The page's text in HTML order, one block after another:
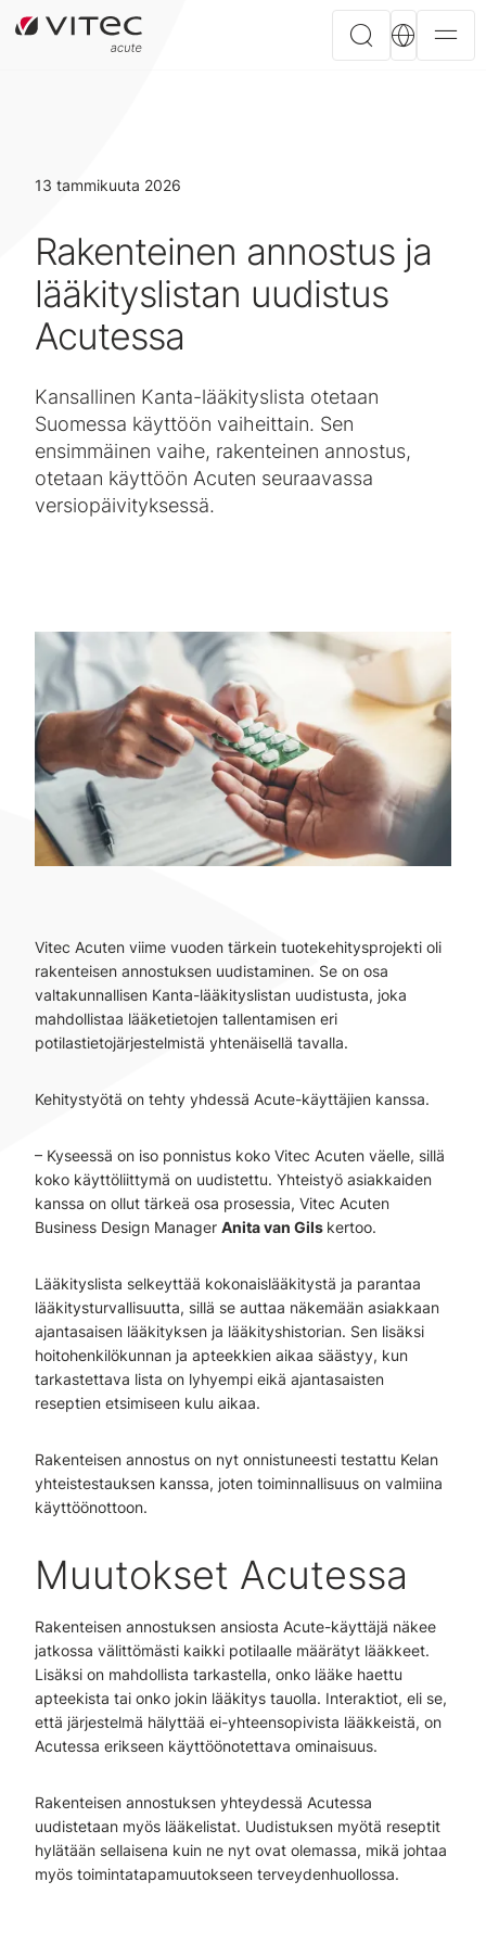
13 tammikuuta 2026
Rakenteinen annostus ja
lääkityslistan uudistus
Acutessa
Kansallinen Kanta-lääkityslista otetaan
Suomessa käyttöön vaiheittain. Sen
ensimmäinen vaihe, rakenteinen annostus,
otetaan käyttöön Acuten seuraavassa
versiopäivityksessä.
Vitec Acuten viime vuoden tärkein tuotekehitysprojekti oli
rakenteisen annostuksen uudistaminen. Se on osa
valtakunnallisen Kanta-lääkityslistan uudistusta, joka
mahdollistaa lääketietojen tallentamisen eri
potilastietojärjestelmistä yhtenäisellä tavalla.
Kehitystyötä on tehty yhdessä Acute-käyttäjien kanssa.
– Kyseessä on iso ponnistus koko Vitec Acuten väelle, sillä
koko käyttöliittymä on uudistettu. Yhteistyö asiakkaiden
kanssa on ollut tärkeä osa prosessia, Vitec Acuten
Business Design Manager Anita van Gils kertoo.
Lääkityslista selkeyttää kokonaislääkitystä ja parantaa
lääkitysturvallisuutta, sillä se auttaa näkemään asiakkaan
ajantasaisen lääkityksen ja lääkityshistorian. Sen lisäksi
hoitohenkilökunnan ja apteekkien aikaa säästyy, kun
tarkastettava lista on lyhyempi eikä ajantasaisten
reseptien etsimiseen kulu aikaa.
Rakenteisen annostus on nyt onnistuneesti testattu Kelan
yhteistestauksen kanssa, joten toiminnallisuus on valmiina
käyttöönottoon.
Muutokset Acutessa
Rakenteisen annostuksen ansiosta Acute-käyttäjä näkee
jatkossa välittömästi kaikki potilaalle määrätyt lääkkeet.
Lisäksi on mahdollista tarkastella, onko lääke haettu
apteekista tai onko jokin lääkitys tauolla. Interaktiot, eli se,
että järjestelmä hälyttää ei-yhteensopivista lääkkeistä, on
Acutessa erikseen käyttöönotettava ominaisuus.
Rakenteisen annostuksen yhteydessä Acutessa
uudistetaan myös lääkelistat. Uudistuksen myötä reseptit
hylätään sellaisena kuin ne nyt ovat olemassa, mikä johtaa
myös toimintatapamuutokseen terveydenhuollossa.